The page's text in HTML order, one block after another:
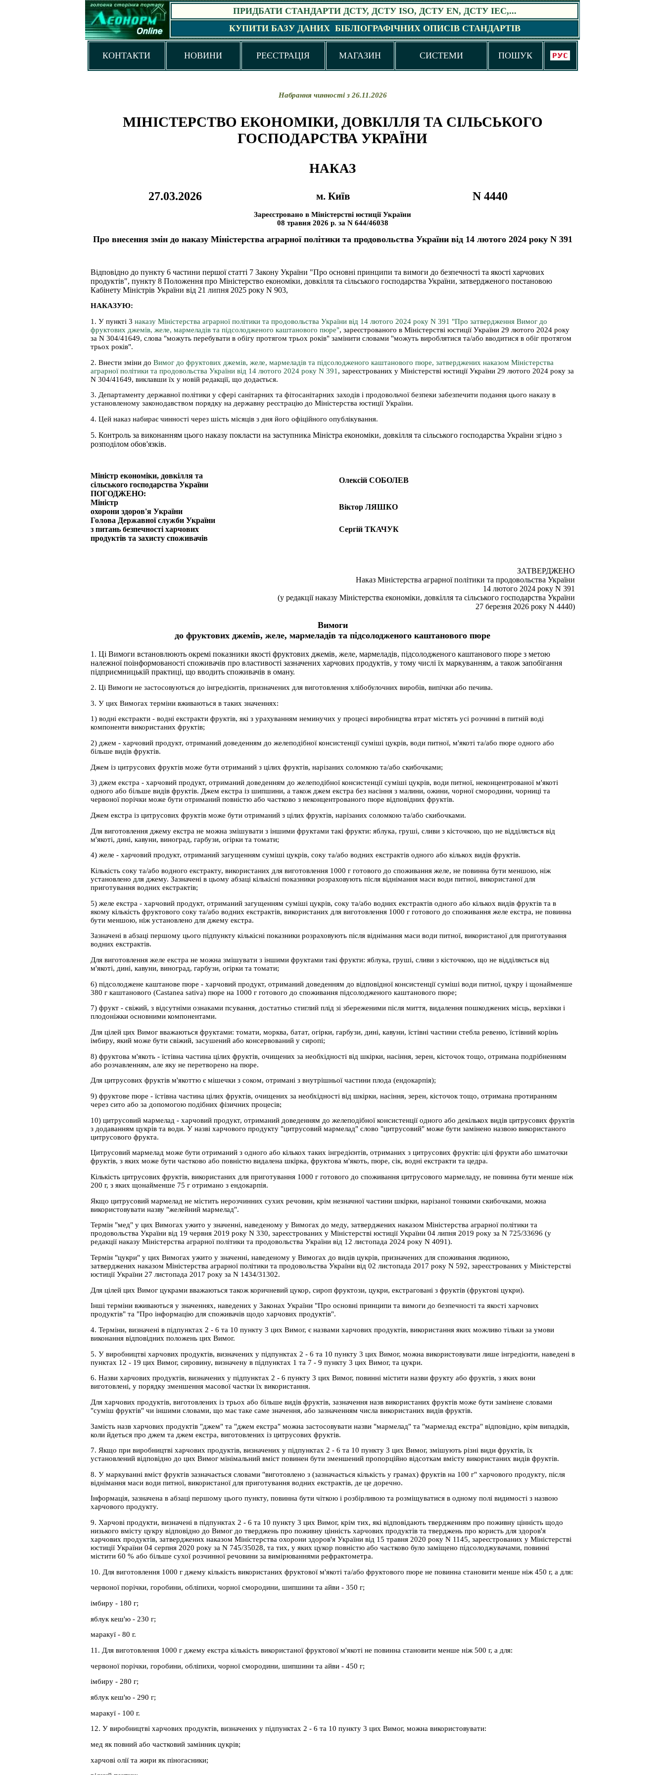
ПРИДБАТИ СТАНДАРТИ ДСТУ, ДСТУ ISO, ДСТУ EN, ДСТУ IEC,...
КУПИТИ БАЗУ ДАНИХ БІБЛІОГРАФІЧНИХ ОПИСІВ СТАНДАРТІВ
КОНТАКТИ НОВИНИ РЕЄСТРАЦІЯ МАГАЗИН СИСТЕМИ ПОШУК
Набрання чинності з 26.11.2026
МІНІСТЕРСТВО ЕКОНОМІКИ, ДОВКІЛЛЯ ТА СІЛЬСЬКОГО
ГОСПОДАРСТВА УКРАЇНИ
НАКАЗ
27.03.2026 м. Київ N 4440
Зареєстровано в Міністерстві юстиції України
08 травня 2026 р. за N 644/46038
Про внесення змін до наказу Міністерства аграрної політики та продовольства України від 14 лютого 2024 року N 391
Відповідно до пункту 6 частини першої статті 7 Закону України "Про основні принципи та вимоги до безпечності та якості харчових
продуктів", пункту 8 Положення про Міністерство економіки, довкілля та сільського господарства України, затвердженого постановою
Кабінету Міністрів України від 21 липня 2025 року N 903,
НАКАЗУЮ:
1. У пункті 3 наказу Міністерства аграрної політики та продовольства України від 14 лютого 2024 року N 391 "Про затвердження Вимог до
фруктових джемів, желе, мармеладів та підсолодженого каштанового пюре", зареєстрованого в Міністерстві юстиції України 29 лютого 2024 року
за N 304/41649, слова "можуть перебувати в обігу протягом трьох років" замінити словами "можуть вироблятися та/або вводитися в обіг протягом
трьох років".
2. Внести зміни до Вимог до фруктових джемів, желе, мармеладів та підсолодженого каштанового пюре, затверджених наказом Міністерства
аграрної політики та продовольства України від 14 лютого 2024 року N 391 , зареєстрованих у Міністерстві юстиції України 29 лютого 2024 року за
N 304/41649, виклавши їх у новій редакції, що додається.
3. Департаменту державної політики у сфері санітарних та фітосанітарних заходів і продовольчої безпеки забезпечити подання цього наказу в
установленому законодавством порядку на державну реєстрацію до Міністерства юстиції України.
4. Цей наказ набирає чинності через шість місяців з дня його офіційного опублікування.
5. Контроль за виконанням цього наказу покласти на заступника Міністра економіки, довкілля та сільського господарства України згідно з
розподілом обов'язків.
Міністр економіки, довкілля та
сільського господарства України
Олексій СОБОЛЕВ
ПОГОДЖЕНО:
Міністр
охорони здоров'я України
Віктор ЛЯШКО
Голова Державної служби України
з питань безпечності харчових
продуктів та захисту споживачів
Сергій ТКАЧУК
ЗАТВЕРДЖЕНО
Наказ Міністерства аграрної політики та продовольства України
14 лютого 2024 року N 391
(у редакції наказу Міністерства економіки, довкілля та сільського господарства України
27 березня 2026 року N 4440)
Вимоги
до фруктових джемів, желе, мармеладів та підсолодженого каштанового пюре
1. Ці Вимоги встановлюють окремі показники якості фруктових джемів, желе, мармеладів, підсолодженого каштанового пюре з метою
належної поінформованості споживачів про властивості зазначених харчових продуктів, у тому числі їх маркуванням, а також запобігання
підприємницькій практиці, що вводить споживачів в оману.
2. Ці Вимоги не застосовуються до інгредієнтів, призначених для виготовлення хлібобулочних виробів, випічки або печива.
3. У цих Вимогах терміни вживаються в таких значеннях:
1) водні екстракти - водні екстракти фруктів, які з урахуванням неминучих у процесі виробництва втрат містять усі розчинні в питній воді
компоненти використаних фруктів;
2) джем - харчовий продукт, отриманий доведенням до желеподібної консистенції суміші цукрів, води питної, м'якоті та/або пюре одного або
більше видів фруктів.
Джем із цитрусових фруктів може бути отриманий з цілих фруктів, нарізаних соломкою та/або скибочками;
3) джем екстра - харчовий продукт, отриманий доведенням до желеподібної консистенції суміші цукрів, води питної, неконцентрованої м'якоті
одного або більше видів фруктів. Джем екстра із шипшини, а також джем екстра без насіння з малини, ожини, чорної смородини, чорниці та
червоної порічки може бути отриманий повністю або частково з неконцентрованого пюре відповідних фруктів.
Джем екстра із цитрусових фруктів може бути отриманий з цілих фруктів, нарізаних соломкою та/або скибочками.
Для виготовлення джему екстра не можна змішувати з іншими фруктами такі фрукти: яблука, груші, сливи з кісточкою, що не відділяється від
м'якоті, дині, кавуни, виноград, гарбузи, огірки та томати;
4) желе - харчовий продукт, отриманий загущенням суміші цукрів, соку та/або водних екстрактів одного або кількох видів фруктів.
Кількість соку та/або водного екстракту, використаних для виготовлення 1000 г готового до споживання желе, не повинна бути меншою, ніж
установлено для джему. Зазначені в цьому абзаці кількісні показники розраховують після віднімання маси води питної, використаної для
приготування водних екстрактів;
5) желе екстра - харчовий продукт, отриманий загущенням суміші цукрів, соку та/або водних екстрактів одного або кількох видів фруктів та в
якому кількість фруктового соку та/або водних екстрактів, використаних для виготовлення 1000 г готового до споживання желе екстра, не повинна
бути меншою, ніж установлено для джему екстра.
Зазначені в абзаці першому цього підпункту кількісні показники розраховують після віднімання маси води питної, використаної для приготування
водних екстрактів.
Для виготовлення желе екстра не можна змішувати з іншими фруктами такі фрукти: яблука, груші, сливи з кісточкою, що не відділяється від
м'якоті, дині, кавуни, виноград, гарбузи, огірки та томати;
6) підсолоджене каштанове пюре - харчовий продукт, отриманий доведенням до відповідної консистенції суміші води питної, цукру і щонайменше
380 г каштанового (Castanea sativa) пюре на 1000 г готового до споживання підсолодженого каштанового пюре;
7) фрукт - свіжий, з відсутніми ознаками псування, достатньо стиглий плід зі збереженими після миття, видалення пошкоджених місць, верхівки і
плодоніжки основними компонентами.
Для цілей цих Вимог вважаються фруктами: томати, морква, батат, огірки, гарбузи, дині, кавуни, їстівні частини стебла ревеню, їстівний корінь
імбиру, який може бути свіжий, засушений або консервований у сиропі;
8) фруктова м'якоть - їстівна частина цілих фруктів, очищених за необхідності від шкірки, насіння, зерен, кісточок тощо, отримана подрібненням
або розчавленням, але яку не перетворено на пюре.
Для цитрусових фруктів м'якоттю є мішечки з соком, отримані з внутрішньої частини плода (ендокарпія);
9) фруктове пюре - їстівна частина цілих фруктів, очищених за необхідності від шкірки, насіння, зерен, кісточок тощо, отримана протиранням
через сито або за допомогою подібних фізичних процесів;
10) цитрусовий мармелад - харчовий продукт, отриманий доведенням до желеподібної консистенції одного або декількох видів цитрусових фруктів
з додаванням цукрів та води. У назві харчового продукту "цитрусовий мармелад" слово "цитрусовий" може бути замінено назвою використаного
цитрусового фрукта.
Цитрусовий мармелад може бути отриманий з одного або кількох таких інгредієнтів, отриманих з цитрусових фруктів: цілі фрукти або шматочки
фруктів, з яких може бути частково або повністю видалена шкірка, фруктова м'якоть, пюре, сік, водні екстракти та цедра.
Кількість цитрусових фруктів, використаних для приготування 1000 г готового до споживання цитрусового мармеладу, не повинна бути менше ніж
200 г, з яких щонайменше 75 г отримано з ендокарпія.
Якщо цитрусовий мармелад не містить нерозчинних сухих речовин, крім незначної частини шкірки, нарізаної тонкими скибочками, можна
використовувати назву "желейний мармелад".
Термін "мед" у цих Вимогах ужито у значенні, наведеному у Вимогах до меду, затверджених наказом Міністерства аграрної політики та
продовольства України від 19 червня 2019 року N 330, зареєстрованих у Міністерстві юстиції України 04 липня 2019 року за N 725/33696 (у
редакції наказу Міністерства аграрної політики та продовольства України від 12 листопада 2024 року N 4091).
Термін "цукри" у цих Вимогах ужито у значенні, наведеному у Вимогах до видів цукрів, призначених для споживання людиною,
затверджених наказом Міністерства аграрної політики та продовольства України від 02 листопада 2017 року N 592, зареєстрованих у Міністерстві
юстиції України 27 листопада 2017 року за N 1434/31302.
Для цілей цих Вимог цукрами вважаються також коричневий цукор, сироп фруктози, цукри, екстраговані з фруктів (фруктові цукри).
Інші терміни вживаються у значеннях, наведених у Законах України "Про основні принципи та вимоги до безпечності та якості харчових
продуктів" та "Про інформацію для споживачів щодо харчових продуктів".
4. Терміни, визначені в підпунктах 2 - 6 та 10 пункту 3 цих Вимог, є назвами харчових продуктів, використання яких можливо тільки за умови
виконання відповідних положень цих Вимог.
5. У виробництві харчових продуктів, визначених у підпунктах 2 - 6 та 10 пункту 3 цих Вимог, можна використовувати лише інгредієнти, наведені в
пунктах 12 - 19 цих Вимог, сировину, визначену в підпунктах 1 та 7 - 9 пункту 3 цих Вимог, та цукри.
6. Назви харчових продуктів, визначених у підпунктах 2 - 6 пункту 3 цих Вимог, повинні містити назви фрукту або фруктів, з яких вони
виготовлені, у порядку зменшення масової частки їх використання.
Для харчових продуктів, виготовлених із трьох або більше видів фруктів, зазначення назв використаних фруктів може бути замінене словами
"суміш фруктів" чи іншими словами, що має таке саме значення, або зазначенням числа використаних видів фруктів.
Замість назв харчових продуктів "джем" та "джем екстра" можна застосовувати назви "мармелад" та "мармелад екстра" відповідно, крім випадків,
коли йдеться про джем та джем екстра, виготовлених із цитрусових фруктів.
7. Якщо при виробництві харчових продуктів, визначених у підпунктах 2 - 6 та 10 пункту 3 цих Вимог, змішують різні види фруктів, їх
установлений відповідно до цих Вимог мінімальний вміст повинен бути зменшений пропорційно відсоткам вмісту використаних видів фруктів.
8. У маркуванні вміст фруктів зазначається словами "виготовлено з (зазначається кількість у грамах) фруктів на 100 г" харчового продукту, після
віднімання маси води питної, використаної для приготування водних екстрактів, де це доречно.
Інформація, зазначена в абзаці першому цього пункту, повинна бути чіткою і розбірливою та розміщуватися в одному полі видимості з назвою
харчового продукту.
9. Харчові продукти, визначені в підпунктах 2 - 6 та 10 пункту 3 цих Вимог, крім тих, які відповідають твердженням про поживну цінність щодо
низького вмісту цукру відповідно до Вимог до тверджень про поживну цінність харчових продуктів та тверджень про користь для здоров'я
харчових продуктів, затверджених наказом Міністерства охорони здоров'я України від 15 травня 2020 року N 1145, зареєстрованих у Міністерстві
юстиції України 04 серпня 2020 року за N 745/35028, та тих, у яких цукор повністю або частково було заміщено підсолоджувачами, повинні
містити 60 % або більше сухої розчинної речовини за вимірюваннями рефрактометра.
10. Для виготовлення 1000 г джему кількість використаних фруктової м'якоті та/або фруктового пюре не повинна становити менше ніж 450 г, а для:
червоної порічки, горобини, обліпихи, чорної смородини, шипшини та айви - 350 г;
імбиру - 180 г;
яблук кеш'ю - 230 г;
маракуї - 80 г.
11. Для виготовлення 1000 г джему екстра кількість використаної фруктової м'якоті не повинна становити менше ніж 500 г, а для:
червоної порічки, горобини, обліпихи, чорної смородини, шипшини та айви - 450 г;
імбиру - 280 г;
яблук кеш'ю - 290 г;
маракуї - 100 г.
12. У виробництві харчових продуктів, визначених у підпунктах 2 - 6 та 10 пункту 3 цих Вимог, можна використовувати:
мед як повний або частковий замінник цукрів;
харчові олії та жири як піногасники;